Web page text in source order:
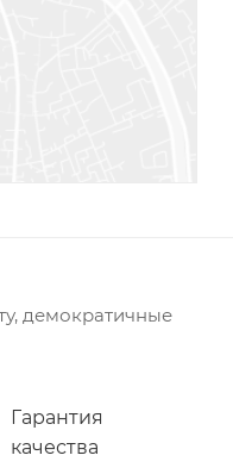
демократичные
Гарантия
качества